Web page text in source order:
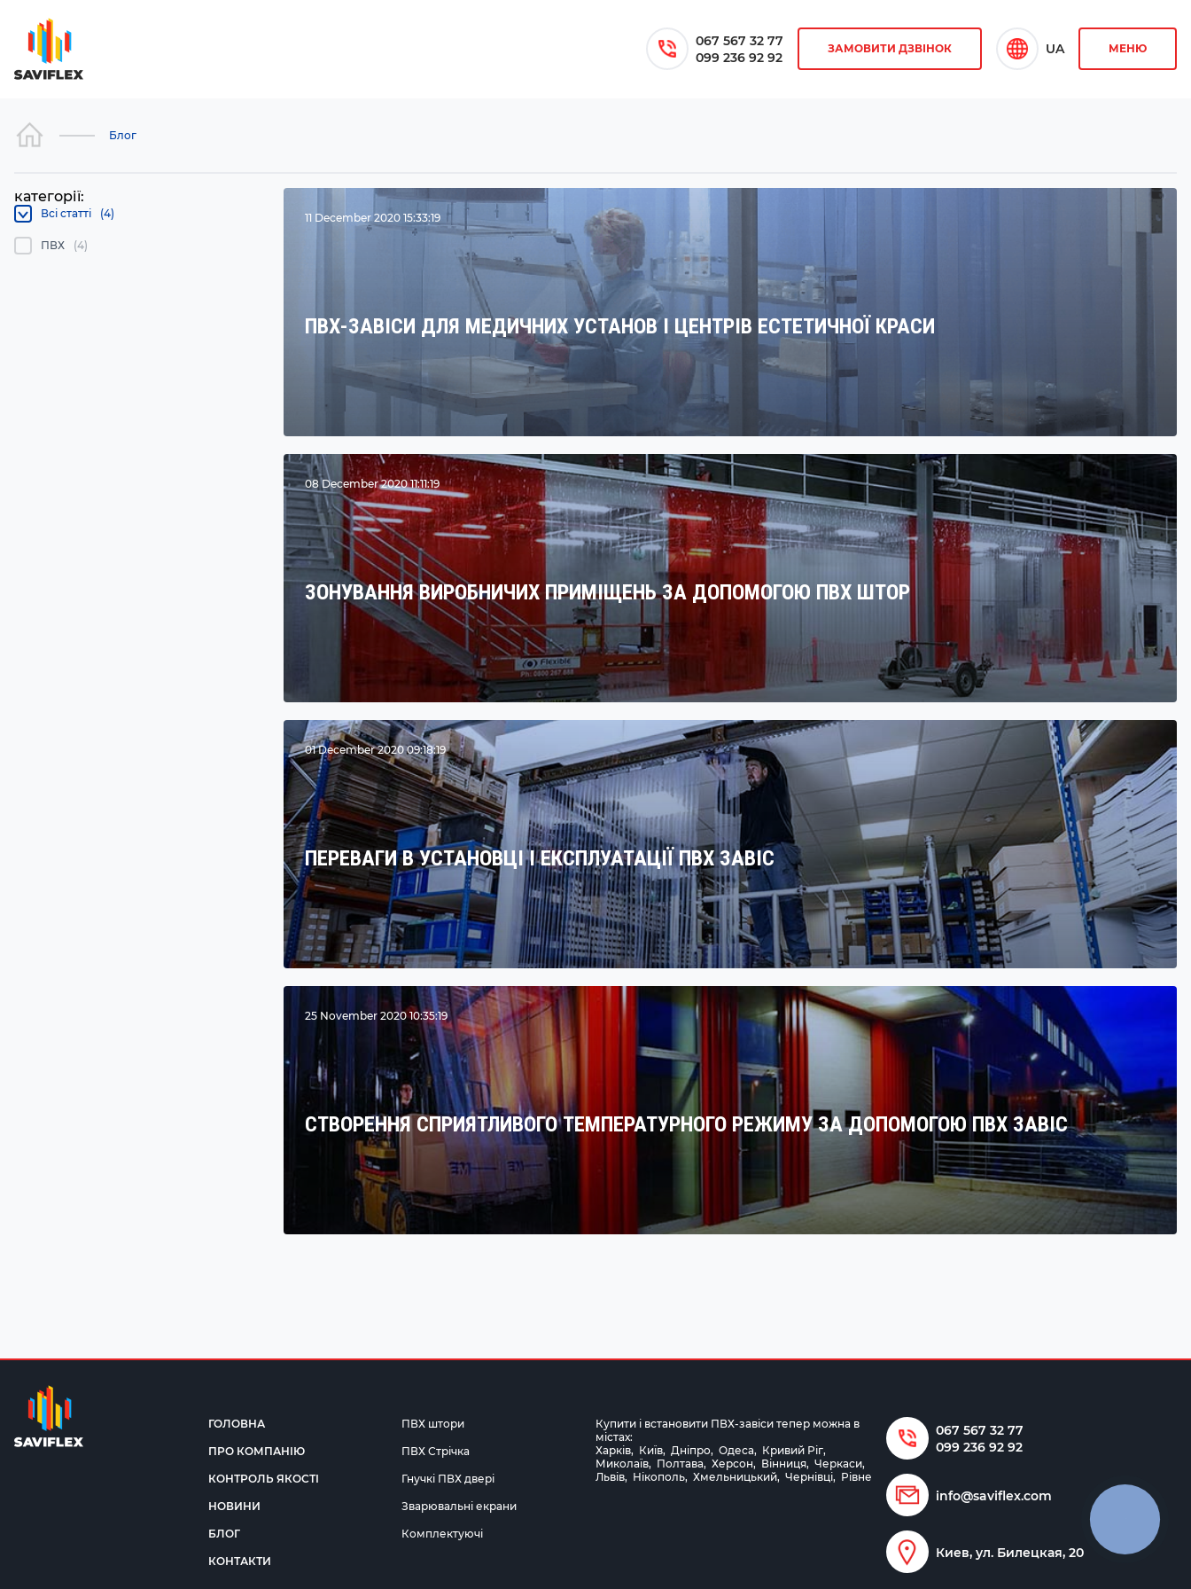
067 567 32 77
099 236 92 92
ЗАМОВИТИ ДЗВІНОК UA МЕНЮ
Блог
категорії:
Всі статті (4)
ПВХ (4)
11 December 2020 15:33:19
ПВХ-ЗАВІСИ ДЛЯ МЕДИЧНИХ УСТАНОВ І ЦЕНТРІВ ЕСТЕТИЧНОЇ КРАСИ
08 December 2020 11:11:19
ЗОНУВАННЯ ВИРОБНИЧИХ ПРИМІЩЕНЬ ЗА ДОПОМОГОЮ ПВХ ШТОР
01 December 2020 09:18:19
ПЕРЕВАГИ В УСТАНОВЦІ І ЕКСПЛУАТАЦІЇ ПВХ ЗАВІС
25 November 2020 10:35:19
СТВОРЕННЯ СПРИЯТЛИВОГО ТЕМПЕРАТУРНОГО РЕЖИМУ ЗА ДОПОМОГОЮ ПВХ ЗАВІС
ГОЛОВНА
ПРО КОМПАНІЮ
КОНТРОЛЬ ЯКОСТІ
НОВИНИ
БЛОГ
КОНТАКТИ
ПВХ штори
ПВХ Стрічка
Гнучкі ПВХ двері
Зварювальні екрани
Комплектуючі
Купити і встановити ПВХ-завіси тепер можна в
містах:
Харків, Київ, Дніпро, Одеса, Кривий Ріг,
Миколаїв, Полтава, Херсон, Вінниця, Черкаси,
Львів, Нікополь, Хмельницький, Чернівці, Рівне
067 567 32 77
099 236 92 92
info@saviflex.com
Киев, ул. Билецкая, 20